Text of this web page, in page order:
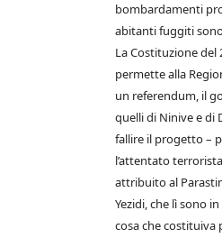
bombardamenti
abitanti fuggiti
La Costituzione
permette alla
un referendum, il
quelli di Ninive e di
fallire il progetto –
l’attentato
attribuito al
Yezidi, che lì sono
cosa che costituiva